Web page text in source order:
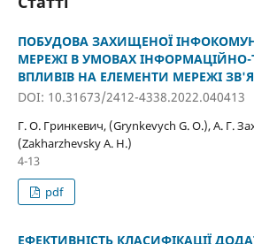
ПОБУДОВА ЗАХИЩЕНОЇ
МЕРЕЖІ В УМОВАХ ІНФОРМАЦІЙНО-
ВПЛИВІВ НА ЕЛЕМЕНТИ МЕРЕЖІ
DOI: 10.31673/2412-4338.2022.040413
Г. О. Гринкевич, (Grynkevych G. O.), А. Г.
(Zakharzhevsky A. H.)
4-13
pdf
ЕФЕКТИВНІСТЬ КЛАСИФІКАЦІЇ